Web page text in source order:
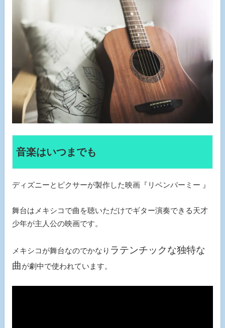
音楽はいつまでも
ディズニーとピクサーが製作した映画『リベンバーミー 』
舞台はメキシコで曲を聴いただけでギター演奏できる天才
少年が主人公の映画です。
メキシコが舞台なのでかなり ラテンチックな独特な
曲が劇中で使われています。